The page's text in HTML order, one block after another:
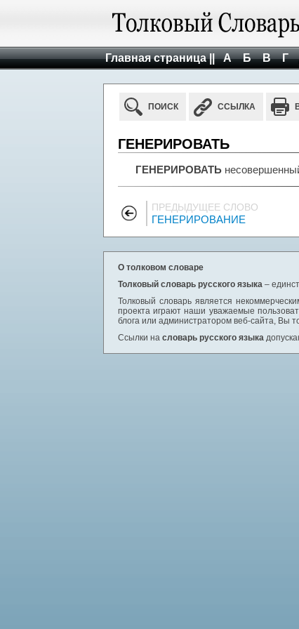
Главная страница || А Б В Г
ПОИСК ССЫЛКА
ГЕНЕРИРОВАТЬ
ГЕНЕРИРОВАТЬ
ПРЕДЫДУЩЕЕ СЛОВО
ГЕНЕРИРОВАНИЕ
О толковом словаре
Толковый словарь русского языка –
Толковый словарь является
проекта играют наши уважаемые
блога или администратором веб-сайта, Вы
Ссылки на словарь русского языка